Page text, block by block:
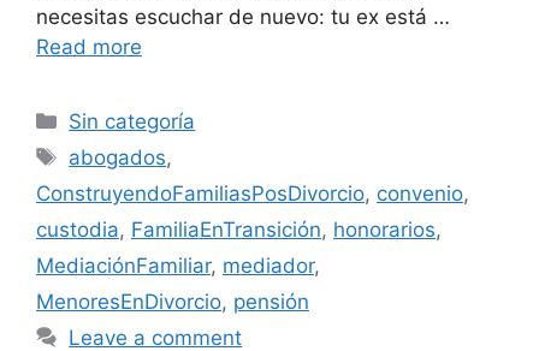
necesitas escuchar de nuevo: tu ex está …
Read more
Categories
Sin categoría
Tags
abogados,
ConstruyendoFamiliasPosDivorcio, convenio,
custodia, FamiliaEnTransición, honorarios,
MediaciónFamiliar, mediador,
MenoresEnDivorcio, pensión
Leave a comment